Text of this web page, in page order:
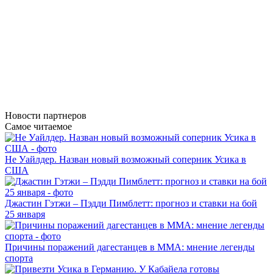
Новости партнеров
Самое читаемое
Не Уайлдер. Назван новый возможный соперник Усика в
США
Джастин Гэтжи – Пэдди Пимблетт: прогноз и ставки на бой
25 января
Причины поражений дагестанцев в ММА: мнение легенды
спорта